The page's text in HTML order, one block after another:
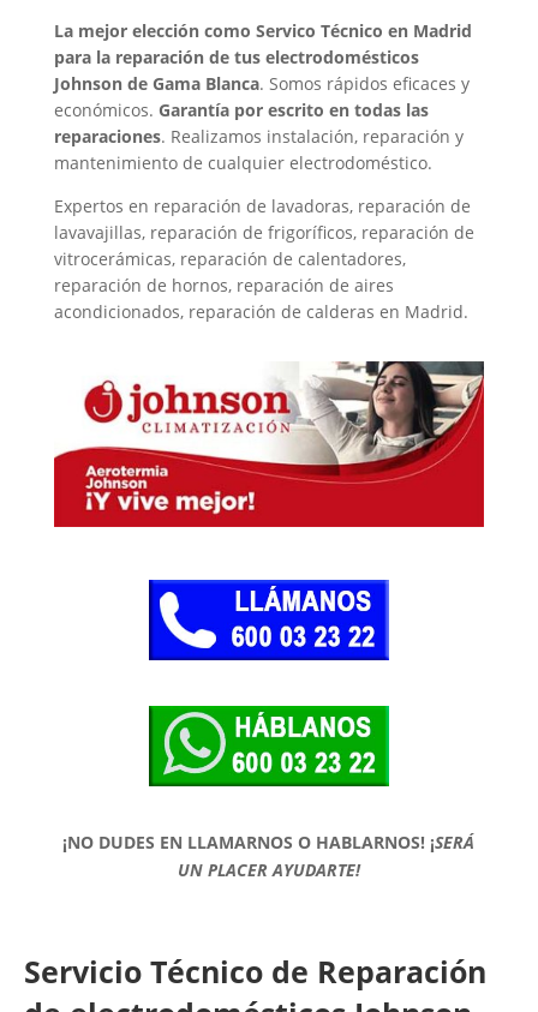
La mejor elección como Servico Técnico en Madrid
para la reparación de tus electrodomésticos
Johnson de Gama Blanca. Somos rápidos eficaces y
económicos. Garantía por escrito en todas las
reparaciones. Realizamos instalación, reparación y
mantenimiento de cualquier electrodoméstico.
Expertos en reparación de lavadoras, reparación de
lavavajillas, reparación de frigoríficos, reparación de
vitrocerámicas, reparación de calentadores,
reparación de hornos, reparación de aires
acondicionados, reparación de calderas en Madrid.
¡NO DUDES EN LLAMARNOS O HABLARNOS! ¡SERÁ
UN PLACER AYUDARTE!
Servicio Técnico de Reparación